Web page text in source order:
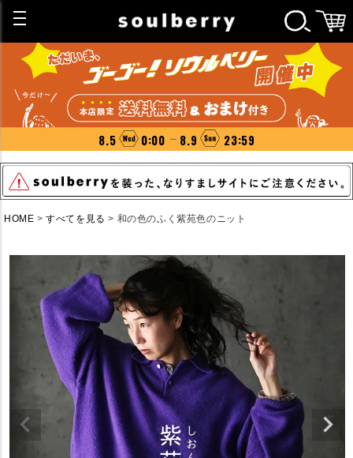
8.5 0:00 8.9 23:59
HOME すべてを見る 和の色のふく紫苑色のニット